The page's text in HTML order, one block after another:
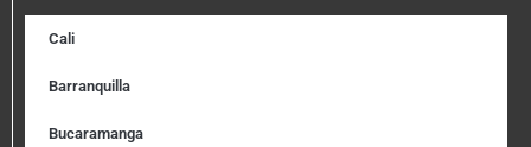
Cali
Barranquilla
Bucaramanga